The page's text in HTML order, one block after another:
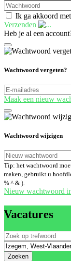
Ik ga akkoord
Verzenden
Heb je al een
Wachtwoord vergeten?
Maak een nieuw
Wachtwoord wijzigen
Tip: het wachtwoord
maken, gebruikt u
% ^ & ).
Nieuw wachtwoord
Vacatures
Zoeken